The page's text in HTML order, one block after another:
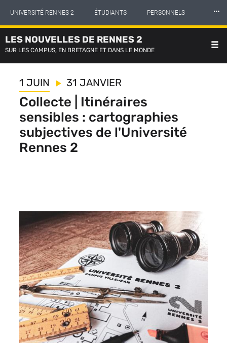
contenu
principal
UNIVERSITÉ RENNES 2 ÉTUDIANTS PERSONNELS
INTERNATIONAL PROFESSIONNELS
LES NOUVELLES DE RENNES 2
⸱⸱⸱
LES NOUVELLES DE RENNES 2
SUR LES CAMPUS, EN BRETAGNE ET DANS LE MONDE
1 JUIN 31 JANVIER
Collecte | Itinéraires
sensibles : cartographies
subjectives de l'Université
Rennes 2
Contenu
sous
forme
de
paragraphes